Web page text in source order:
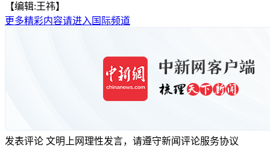
【编辑:王祎】
更多精彩内容请进入国际频道
发表评论 文明上网理性发言，请遵守新闻评论服务协议